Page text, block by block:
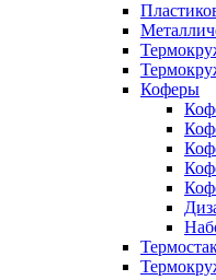
Коферы